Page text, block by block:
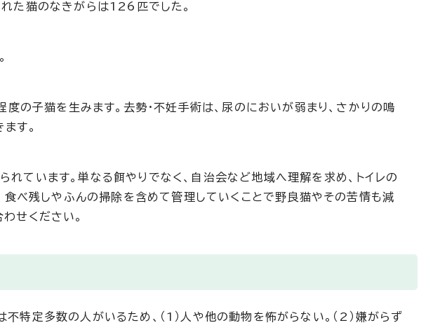
た猫のなきがらは126匹でした。
子猫を生みます。去勢・不妊手術は、尿のにおいが弱まり、さかりの鳴
す。
ています。単なる餌やりでなく、自治会など地域へ理解を求め、トイレの
食べ残しやふんの掃除を含めて管理していくことで野良猫やその苦情も減
せください。
定多数の人がいるため、（1）人や他の動物を怖がらない。（2）嫌がらず